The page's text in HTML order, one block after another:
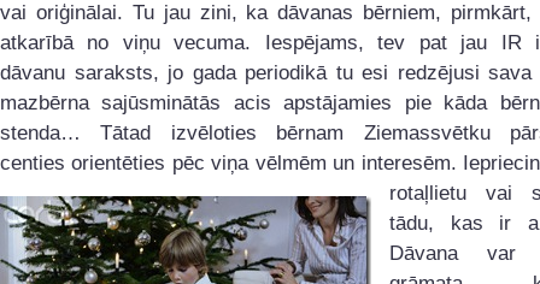
vai oriģinālai. Tu jau zini, ka dāvanas bērniem, pirmkārt,
atkarībā no viņu vecuma. Iespējams, tev pat jau IR
dāvanu saraksts, jo gada periodikā tu esi redzējusi sava
mazbērna sajūsminātās acis apstājamies pie kāda
stenda… Tātad izvēloties bērnam Ziemassvētku
centies orientēties pēc viņa vēlmēm un interesēm.
rotaļlietu vai
tādu, kas ir
Dāvana